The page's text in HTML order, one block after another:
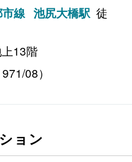
線 池尻大橋駅 徒
13階
08）
ョン